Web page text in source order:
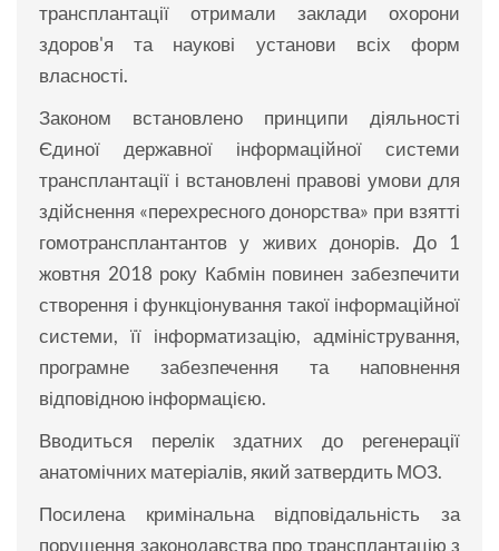
трансплантації отримали заклади охорони
здоров'я та наукові установи всіх форм
власності.
Законом встановлено принципи діяльності
Єдиної державної інформаційної системи
трансплантації і встановлені правові умови для
здійснення «перехресного донорства» при взятті
гомотрансплантантов у живих донорів. До 1
жовтня 2018 року Кабмін повинен забезпечити
створення і функціонування такої інформаційної
системи, її інформатизацію, адміністрування,
програмне забезпечення та наповнення
відповідною інформацією.
Вводиться перелік здатних до регенерації
анатомічних матеріалів, який затвердить МОЗ.
Посилена кримінальна відповідальність за
порушення законодавства про трансплантацію з